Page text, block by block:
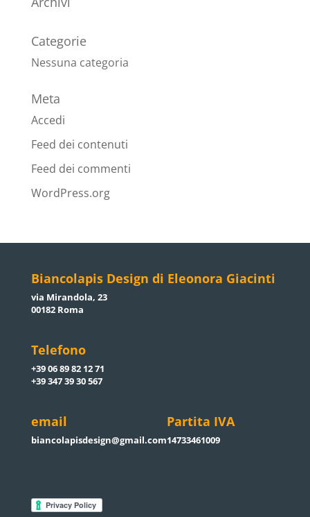
Categorie
Nessuna categoria
Meta
Accedi
Feed dei contenuti
Feed dei commenti
WordPress.org
Biancolapis Design di Eleonora Giacinti
via Mirandola, 23
00182 Roma
Telefono
+39 06 89 82 12 71
+39 347 39 30 567
email
biancolapisdesign@gmail.com
Partita IVA
14733461009